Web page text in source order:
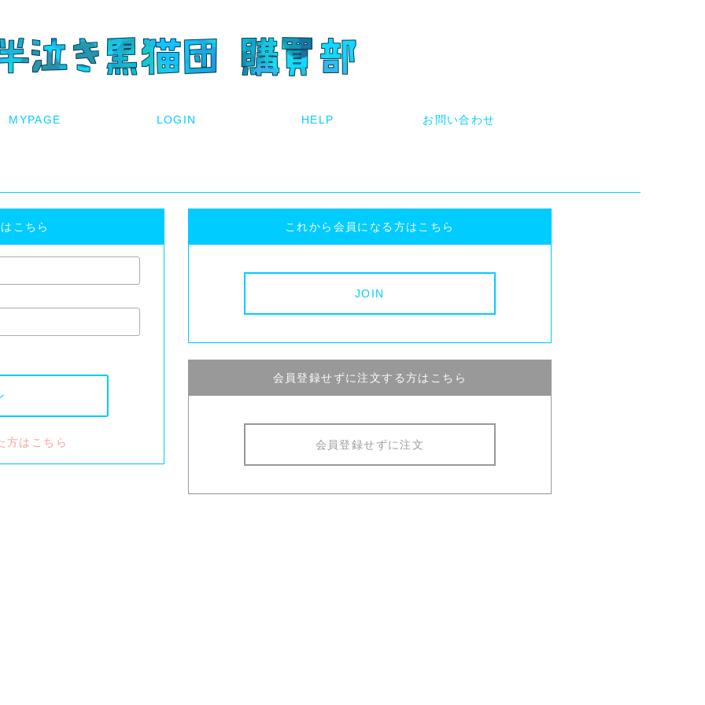
こちら
方はこちら
これから会員になる方はこちら
会員登録せずに注文する方はこちら